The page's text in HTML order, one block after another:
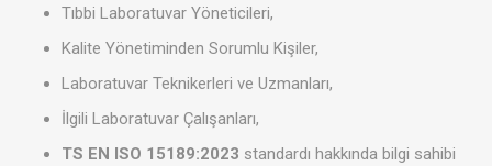
Tıbbi Laboratuvar Yöneticileri,
Kalite Yönetiminden Sorumlu Kişiler,
Laboratuvar Teknikerleri ve Uzmanları,
İlgili Laboratuvar Çalışanları,
TS EN ISO 15189:2023 standardı hakkında bilgi sahibi